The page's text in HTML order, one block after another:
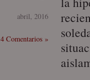
abril, 2016
4 Comentarios »